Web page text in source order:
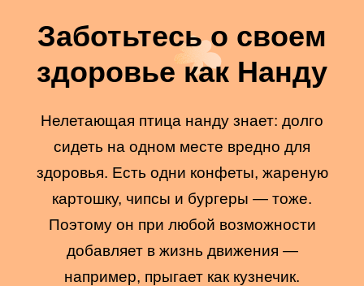
Заботьтесь о своем
здоровье как Нанду
Нелетающая птица нанду знает: долго
сидеть на одном месте вредно для
здоровья. Есть одни конфеты, жареную
картошку, чипсы и бургеры — тоже.
Поэтому он при любой возможности
добавляет в жизнь движения —
например, прыгает как кузнечик.